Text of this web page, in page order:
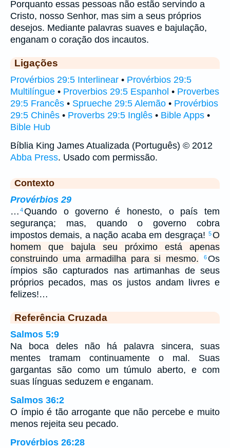
Porquanto essas pessoas não estão servindo a
Cristo, nosso Senhor, mas sim a seus próprios
desejos. Mediante palavras suaves e bajulação,
enganam o coração dos incautos.
Ligações
Provérbios 29:5 Interlinear • Provérbios 29:5
Multilíngue • Proverbios 29:5 Espanhol • Proverbes
29:5 Francês • Sprueche 29:5 Alemão • Provérbios
29:5 Chinês • Proverbs 29:5 Inglês • Bible Apps •
Bible Hub
Bíblia King James Atualizada (Português) © 2012
Abba Press. Usado com permissão.
Contexto
Provérbios 29
… 4Quando o governo é honesto, o país tem
segurança; mas, quando o governo cobra
impostos demais, a nação acaba em desgraça! 5O
homem que bajula seu próximo está apenas
construindo uma armadilha para si mesmo.
6Os
ímpios são capturados nas artimanhas de seus
próprios pecados, mas os justos andam livres e
felizes!…
Referência Cruzada
Salmos 5:9
Na boca deles não há palavra sincera, suas
mentes tramam continuamente o mal. Suas
gargantas são como um túmulo aberto, e com
suas línguas seduzem e enganam.
Salmos 36:2
O ímpio é tão arrogante que não percebe e muito
menos rejeita seu pecado.
Provérbios 26:28